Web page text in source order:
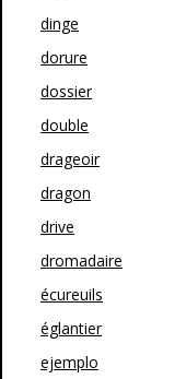
dinge
dorure
dossier
double
drageoir
dragon
drive
dromadaire
écureuils
églantier
ejemplo